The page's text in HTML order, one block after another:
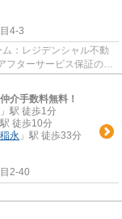
4-3
：レジデンシャル不動
ターサービス保証のつ
介手数料無料！
」駅 徒歩1分
駅 徒歩10分
稲永 」駅 徒歩33分
2-40